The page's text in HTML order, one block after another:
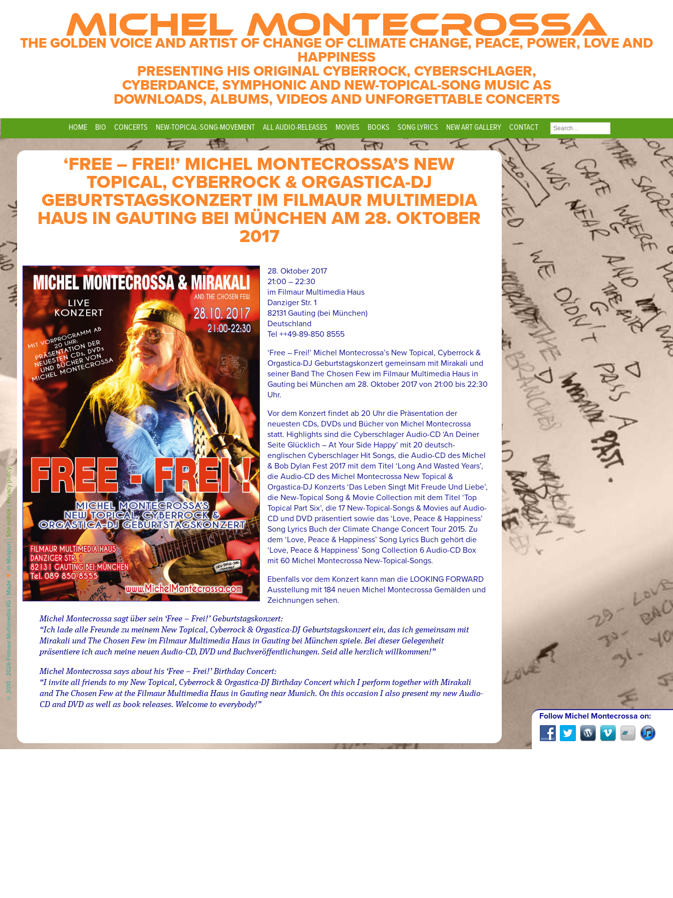
MICHEL MONTECROSSA
THE GOLDEN VOICE AND ARTIST OF CHANGE OF CLIMATE CHANGE, PEACE, POWER, LOVE AND
HAPPINESS
PRESENTING HIS ORIGINAL CYBERROCK, CYBERSCHLAGER,
CYBERDANCE, SYMPHONIC AND NEW-TOPICAL-SONG MUSIC AS
DOWNLOADS, ALBUMS, VIDEOS AND UNFORGETTABLE CONCERTS
HOME BIO CONCERTS NEW-TOPICAL-SONG-MOVEMENT ALL AUDIO-RELEASES MOVIES BOOKS SONG LYRICS NEW ART GALLERY CONTACT
SEARCH
FOR:
‘FREE – FREI!’ MICHEL MONTECROSSA’S NEW
TOPICAL, CYBERROCK & ORGASTICA-DJ
GEBURTSTAGSKONZERT IM FILMAUR MULTIMEDIA
HAUS IN GAUTING BEI MÜNCHEN AM 28. OKTOBER
2017
28. Oktober 2017
21:00 – 22:30
im Filmaur Multimedia Haus
Danziger Str. 1
82131 Gauting (bei München)
Deutschland
Tel ++49-89-850 8555
‘Free – Frei!’ Michel Montecrossa’s New Topical, Cyberrock &
Orgastica-DJ Geburtstagskonzert gemeinsam mit Mirakali und
seiner Band The Chosen Few im Filmaur Multimedia Haus in
Gauting bei München am 28. Oktober 2017 von 21:00 bis 22:30
Uhr.
Vor dem Konzert findet ab 20 Uhr die Präsentation der
neuesten CDs, DVDs und Bücher von Michel Montecrossa
statt. Highlights sind die Cyberschlager Audio-CD ‘An Deiner
Seite Glücklich – At Your Side Happy’ mit 20 deutsch-
englischen Cyberschlager Hit Songs, die Audio-CD des Michel
& Bob Dylan Fest 2017 mit dem Titel ‘Long And Wasted Years’,
die Audio-CD des Michel Montecrossa New Topical &
Orgastica-DJ Konzerts ‘Das Leben Singt Mit Freude Und Liebe’,
die New-Topical Song & Movie Collection mit dem Titel ‘Top
Topical Part Six’, die 17 New-Topical-Songs & Movies auf Audio-
CD und DVD präsentiert sowie das ‘Love, Peace & Happiness’
Song Lyrics Buch der Climate Change Concert Tour 2015. Zu
dem ‘Love, Peace & Happiness’ Song Lyrics Buch gehört die
‘Love, Peace & Happiness’ Song Collection 6 Audio-CD Box
mit 60 Michel Montecrossa New-Topical-Songs.
Ebenfalls vor dem Konzert kann man die LOOKING FORWARD
Ausstellung mit 184 neuen Michel Montecrossa Gemälden und
Zeichnungen sehen.
Michel Montecrossa sagt über sein ‘Free – Frei!’ Geburtstagskonzert:
“Ich lade alle Freunde zu meinem New Topical, Cyberrock & Orgastica-DJ Geburtstagskonzert ein, das ich gemeinsam mit
Mirakali und The Chosen Few im Filmaur Multimedia Haus in Gauting bei München spiele. Bei dieser Gelegenheit
präsentiere ich auch meine neuen Audio-CD, DVD und Buchveröffentlichungen. Seid alle herzlich willkommen!”
Michel Montecrossa says about his ‘Free – Frei!’ Birthday Concert:
“I invite all friends to my New Topical, Cyberrock & Orgastica-DJ Birthday Concert which I perform together with Mirakali
and The Chosen Few at the Filmaur Multimedia Haus in Gauting near Munich. On this occasion I also present my new Audio-
CD and DVD as well as book releases. Welcome to everybody!”
© 2010 - 2026 Filmaur Multimedia KG | Made
♥
in Mirapuri |
Site notice
|
Privacy policy
Follow Michel Montecrossa on: